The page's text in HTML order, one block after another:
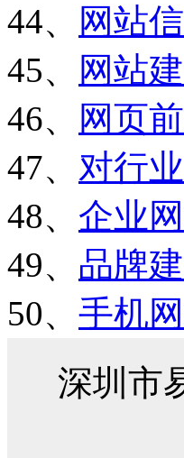
44、
网站
45、
网站
46、
网页
47、 对行
48、 企业
49、 品牌
50、 手机
深圳市